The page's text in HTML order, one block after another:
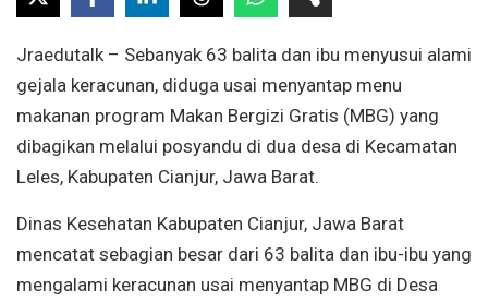
Jraedutalk – Sebanyak 63 balita dan ibu menyusui alami
gejala keracunan, diduga usai menyantap menu
makanan program Makan Bergizi Gratis (MBG) yang
dibagikan melalui posyandu di dua desa di Kecamatan
Leles, Kabupaten Cianjur, Jawa Barat.
Dinas Kesehatan Kabupaten Cianjur, Jawa Barat
mencatat sebagian besar dari 63 balita dan ibu-ibu yang
mengalami keracunan usai menyantap MBG di Desa